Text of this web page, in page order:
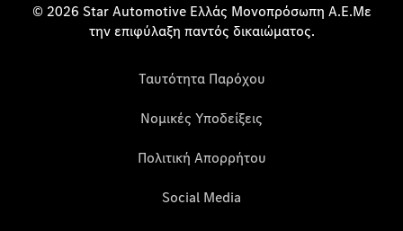
© 2026 Star Automotive Ελλάς Μονοπρόσωπη Α.Ε.Με
την επιφύλαξη παντός δικαιώματος.
Ταυτότητα Παρόχου
Νομικές Υποδείξεις
Πολιτική Απορρήτου
Social Media